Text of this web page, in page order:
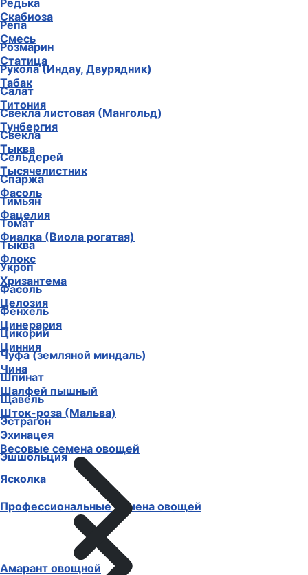
Скабиоза
Смесь
Статица
Табак
Титония
Тунбергия
Тыква
Тысячелистник
Фасоль
Фацелия
Фиалка (Виола рогатая)
Флокс
Хризантема
Целозия
Цинерария
Цинния
Чина
Шалфей пышный
Шток-роза (Мальва)
Эхинацея
Эшшольция
Ясколка
Профессиональные семена овощей
Редька
Репа
Розмарин
Рукола (Индау, Двурядник)
Салат
Свекла листовая (Мангольд)
Свекла
Сельдерей
Спаржа
Тимьян
Томат
Тыква
Укроп
Фасоль
Фенхель
Цикорий
Чуфа (земляной миндаль)
Шпинат
Щавель
Эстрагон
Весовые семена овощей
Амарант овощной